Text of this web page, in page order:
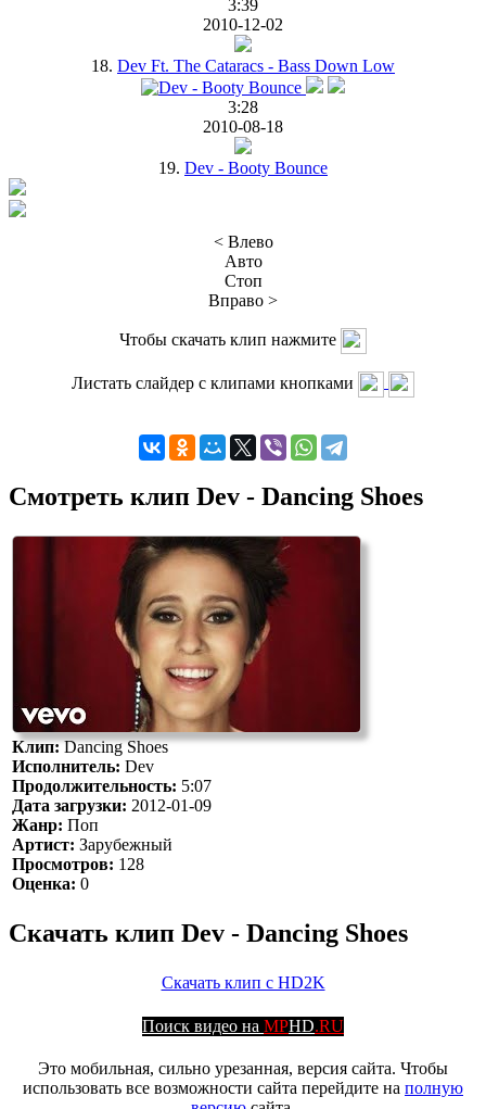
3:39
2010-12-02
18. Dev Ft. The Cataracs - Bass Down Low
3:28
2010-08-18
19. Dev - Booty Bounce
< Влево
Авто
Стоп
Вправо >
Чтобы скачать клип нажмите
Листать слайдер с клипами кнопками
Смотреть клип Dev - Dancing Shoes
Клип:Dancing Shoes
Исполнитель: Dev
Продолжительность: 5:07
Дата загрузки: 2012-01-09
Жанр: Поп
Артист: Зарубежный
Просмотров: 128
Оценка: 0
Скачать клип Dev - Dancing Shoes
Скачать клип с HD2K
Поиск видео на MPHD.RU
Это мобильная, сильно урезанная, версия сайта. Чтобы
использовать все возможности сайта перейдите на полную